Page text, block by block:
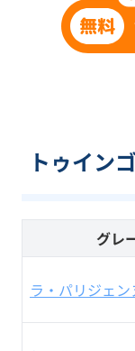
トゥイン
グレ
ラ・パリジェン